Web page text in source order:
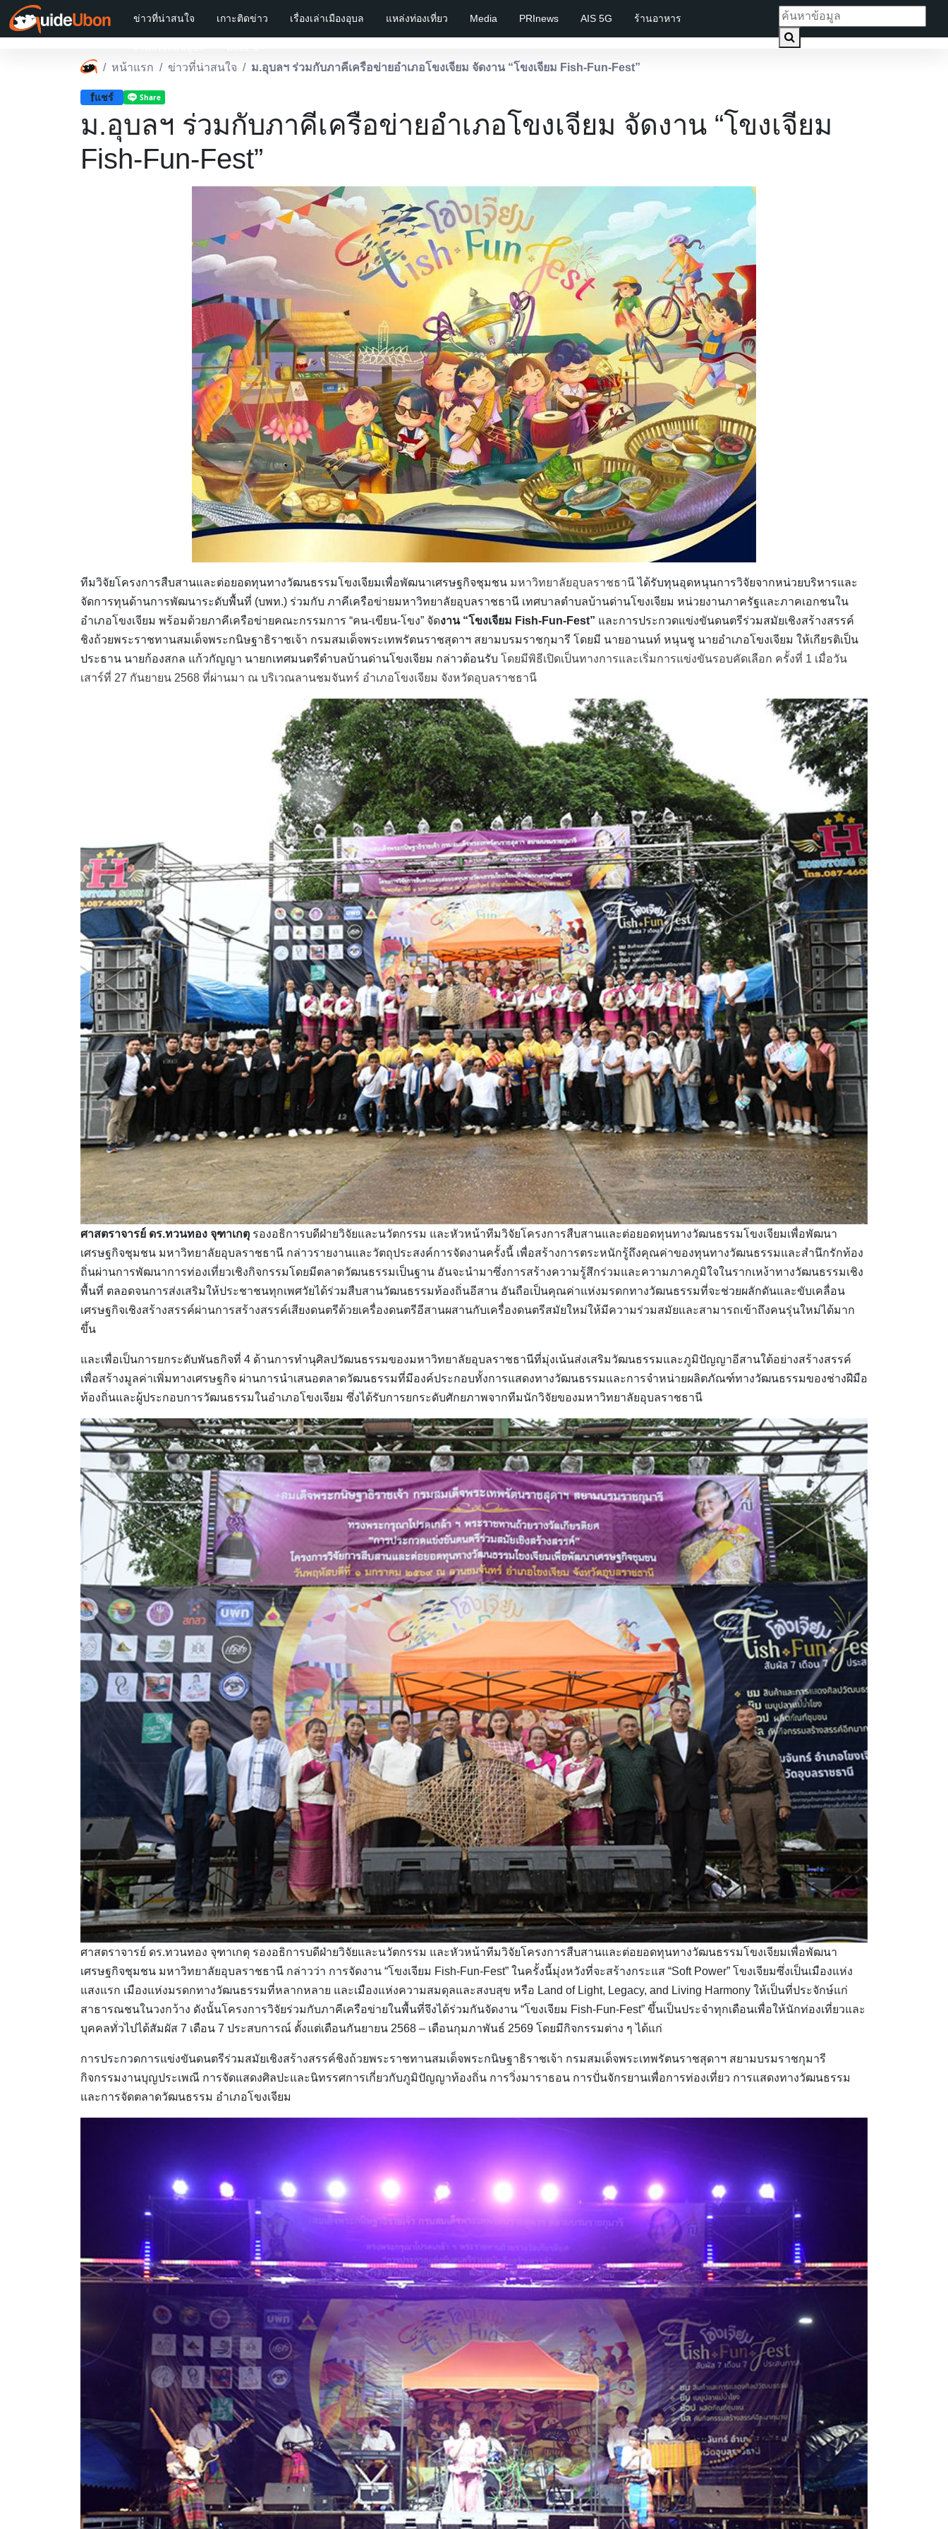
ข่าวที่น่าสนใจ เกาะติดข่าว เรื่องเล่าเมืองอุบล แหล่งท่องเที่ยว Media PRInews AIS 5G ร้านอาหาร
หน้าแรก ข่าวที่น่าสนใจ ม.อุบลฯ ร่วมกับภาคีเครือข่ายอำเภอโขงเจียม จัดงาน “โขงเจียม Fish-Fun-Fest”
fแชร์
ม.อุบลฯ ร่วมกับภาคีเครือข่ายอำเภอโขงเจียม จัดงาน “โขงเจียม
Fish-Fun-Fest”
ทีมวิจัยโครงการสืบสานและต่อยอดทุนทางวัฒนธรรมโขงเจียมเพื่อพัฒนาเศรษฐกิจชุมชน มหาวิทยาลัยอุบลราชธานีได้รับทุนอุดหนุนการวิจัยจากหน่วยบริหารและ
จัดการทุนด้านการพัฒนาระดับพื้นที่ (บพท.) ร่วมกับ ภาคีเครือข่ายมหาวิทยาลัยอุบลราชธานี เทศบาลตำบลบ้านด่านโขงเจียม หน่วยงานภาครัฐและภาคเอกชนใน
อำเภอโขงเจียม พร้อมด้วยภาคีเครือข่ายคณะกรรมการ “คน-เขียน-โขง” จัดงาน “โขงเจียม Fish-Fun-Fest” และการประกวดแข่งขันดนตรีร่วมสมัยเชิงสร้างสรรค์
ชิงถ้วยพระราชทานสมเด็จพระกนิษฐาธิราชเจ้า กรมสมเด็จพระเทพรัตนราชสุดาฯ สยามบรมราชกุมารี โดยมี นายอานนท์ หนุนชู นายอำเภอโขงเจียม ให้เกียรติเป็น
ประธาน นายก้องสกล แก้วกัญญา นายกเทศมนตรีตำบลบ้านด่านโขงเจียม กล่าวต้อนรับ โดยมีพิธีเปิดเป็นทางการและเริ่มการแข่งขันรอบคัดเลือก ครั้งที่ 1 เมื่อวัน
เสาร์ที่ 27 กันยายน 2568 ที่ผ่านมา ณ บริเวณลานชมจันทร์ อำเภอโขงเจียม จังหวัดอุบลราชธานี
ศาสตราจารย์ ดร.ทวนทอง จุฑาเกตุ รองอธิการบดีฝ่ายวิจัยและนวัตกรรม และหัวหน้าทีมวิจัยโครงการสืบสานและต่อยอดทุนทางวัฒนธรรมโขงเจียมเพื่อพัฒนา
เศรษฐกิจชุมชน มหาวิทยาลัยอุบลราชธานี กล่าวรายงานและวัตถุประสงค์การจัดงานครั้งนี้ เพื่อสร้างการตระหนักรู้ถึงคุณค่าของทุนทางวัฒนธรรมและสำนึกรักท้อง
ถิ่นผ่านการพัฒนาการท่องเที่ยวเชิงกิจกรรมโดยมีตลาดวัฒนธรรมเป็นฐาน อันจะนำมาซึ่งการสร้างความรู้สึกร่วมและความภาคภูมิใจในรากเหง้าทางวัฒนธรรมเชิง
พื้นที่ ตลอดจนการส่งเสริมให้ประชาชนทุกเพศวัยได้ร่วมสืบสานวัฒนธรรมท้องถิ่นอีสาน อันถือเป็นคุณค่าแห่งมรดกทางวัฒนธรรมที่จะช่วยผลักดันและขับเคลื่อน
เศรษฐกิจเชิงสร้างสรรค์ผ่านการสร้างสรรค์เสียงดนตรีด้วยเครื่องดนตรีอีสานผสานกับเครื่องดนตรีสมัยใหม่ให้มีความร่วมสมัยและสามารถเข้าถึงคนรุ่นใหม่ได้มาก
ขึ้น
และเพื่อเป็นการยกระดับพันธกิจที่ 4 ด้านการทำนุศิลปวัฒนธรรมของมหาวิทยาลัยอุบลราชธานีที่มุ่งเน้นส่งเสริมวัฒนธรรมและภูมิปัญญาอีสานใต้อย่างสร้างสรรค์
เพื่อสร้างมูลค่าเพิ่มทางเศรษฐกิจ ผ่านการนำเสนอตลาดวัฒนธรรมที่มีองค์ประกอบทั้งการแสดงทางวัฒนธรรมและการจำหน่ายผลิตภัณฑ์ทางวัฒนธรรมของช่างฝีมือ
ท้องถิ่นและผู้ประกอบการวัฒนธรรมในอำเภอโขงเจียม ซึ่งได้รับการยกระดับศักยภาพจากทีมนักวิจัยของมหาวิทยาลัยอุบลราชธานี
ศาสตราจารย์ ดร.ทวนทอง จุฑาเกตุ รองอธิการบดีฝ่ายวิจัยและนวัตกรรม และหัวหน้าทีมวิจัยโครงการสืบสานและต่อยอดทุนทางวัฒนธรรมโขงเจียมเพื่อพัฒนา
เศรษฐกิจชุมชน มหาวิทยาลัยอุบลราชธานี กล่าวว่า การจัดงาน “โขงเจียม Fish-Fun-Fest” ในครั้งนี้มุ่งหวังที่จะสร้างกระแส “Soft Power” โขงเจียมซึ่งเป็นเมืองแห่ง
แสงแรก เมืองแห่งมรดกทางวัฒนธรรมที่หลากหลาย และเมืองแห่งความสมดุลและสงบสุข หรือ Land of Light, Legacy, and Living Harmony ให้เป็นที่ประจักษ์แก่
สาธารณชนในวงกว้าง ดังนั้นโครงการวิจัยร่วมกับภาคีเครือข่ายในพื้นที่จึงได้ร่วมกันจัดงาน “โขงเจียม Fish-Fun-Fest” ขึ้นเป็นประจำทุกเดือนเพื่อให้นักท่องเที่ยวและ
บุคคลทั่วไปได้สัมผัส 7 เดือน 7 ประสบการณ์ ตั้งแต่เดือนกันยายน 2568 – เดือนกุมภาพันธ์ 2569 โดยมีกิจกรรมต่าง ๆ ได้แก่
การประกวดการแข่งขันดนตรีร่วมสมัยเชิงสร้างสรรค์ชิงถ้วยพระราชทานสมเด็จพระกนิษฐาธิราชเจ้า กรมสมเด็จพระเทพรัตนราชสุดาฯ สยามบรมราชกุมารี
กิจกรรมงานบุญประเพณี การจัดแสดงศิลปะและนิทรรศการเกี่ยวกับภูมิปัญญาท้องถิ่น การวิ่งมาราธอน การปั่นจักรยานเพื่อการท่องเที่ยว การแสดงทางวัฒนธรรม
และการจัดตลาดวัฒนธรรม อำเภอโขงเจียม